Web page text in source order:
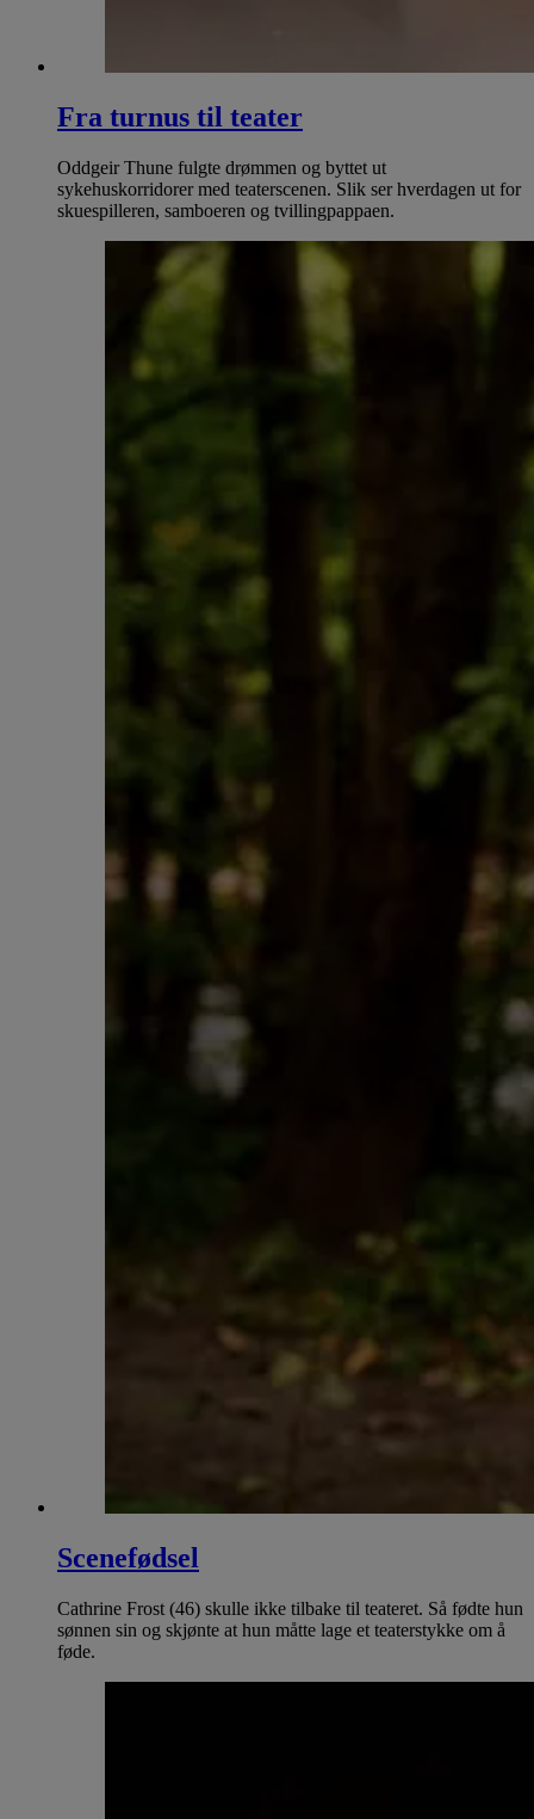
Fra turnus til teater
Oddgeir Thune fulgte drømmen og byttet ut
sykehuskorridorer med teaterscenen. Slik ser hverdagen ut for
skuespilleren, samboeren og tvillingpappaen.
Scenefødsel
Cathrine Frost (46) skulle ikke tilbake til teateret. Så fødte hun
sønnen sin og skjønte at hun måtte lage et teaterstykke om å
føde.